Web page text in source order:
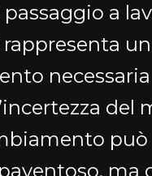
a
del
può
ma